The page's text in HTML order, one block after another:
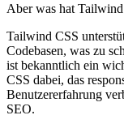
Aber was hat
Tailwind CSS
Codebasen, was zu
ist bekanntlich ein
CSS dabei, das
Benutzererfahrung
SEO.